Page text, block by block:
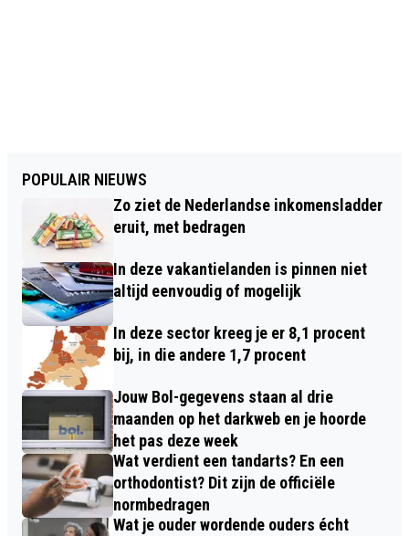
POPULAIR NIEUWS
Zo ziet de Nederlandse inkomensladder
eruit, met bedragen
In deze vakantielanden is pinnen niet
altijd eenvoudig of mogelijk
In deze sector kreeg je er 8,1 procent
bij, in die andere 1,7 procent
Jouw Bol-gegevens staan al drie
maanden op het darkweb en je hoorde
het pas deze week
Wat verdient een tandarts? En een
orthodontist? Dit zijn de officiële
normbedragen
Wat je ouder wordende ouders écht